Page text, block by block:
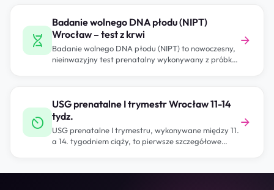
Badanie wolnego DNA płodu (NIPT)
Wrocław – test z krwi
Badanie wolnego DNA płodu (NIPT) to nowoczesny,
nieinwazyjny test prenatalny wykonywany z próbki
USG prenatalne I trymestr Wrocław 11-14
tydz.
USG prenatalne I trymestru, wykonywane między 11.
a 14. tygodniem ciąży, to pierwsze szczegółowe…